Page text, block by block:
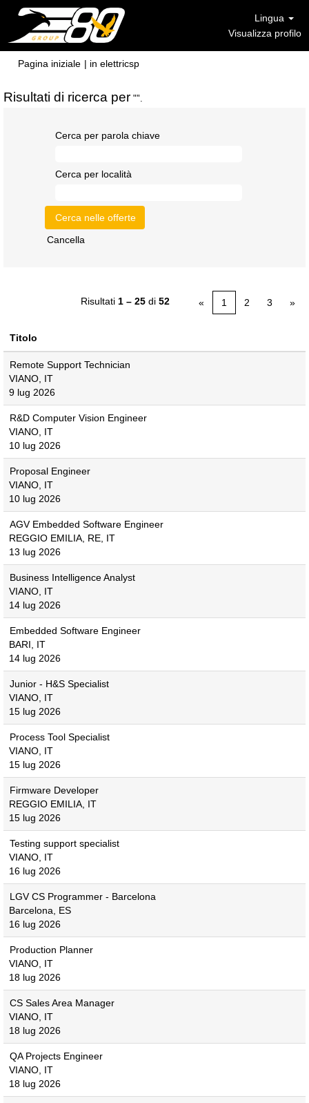
Lingua
Visualizza profilo
Pagina iniziale | in elettricsp(pagina
Risultati di ricerca per "".
Cerca per parola chiave
Cerca per località
Cancella
Risultati 1 – 25 di 52 « 1 2 3 »
Titolo
Remote Support Technician
VIANO, IT
9 lug 2026
R&D Computer Vision Engineer
VIANO, IT
10 lug 2026
Proposal Engineer
VIANO, IT
10 lug 2026
AGV Embedded Software Engineer
REGGIO EMILIA, RE, IT
13 lug 2026
Business Intelligence Analyst
VIANO, IT
14 lug 2026
Embedded Software Engineer
BARI, IT
14 lug 2026
Junior - H&S Specialist
VIANO, IT
15 lug 2026
Process Tool Specialist
VIANO, IT
15 lug 2026
Firmware Developer
REGGIO EMILIA, IT
15 lug 2026
Testing support specialist
VIANO, IT
16 lug 2026
LGV CS Programmer - Barcelona
Barcelona, ES
16 lug 2026
Production Planner
VIANO, IT
18 lug 2026
CS Sales Area Manager
VIANO, IT
18 lug 2026
QA Projects Engineer
VIANO, IT
18 lug 2026